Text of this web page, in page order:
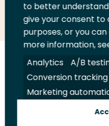
Deel
LinkedIn
Deel
op
Twitter
Deel
op
Volg
ons
op
LinkedIn
Volg
ons
op
Facebook
Volg
ons
op
YouTube
Volg
ons
op
Juridisch Security
to better understand
give your consent to
purposes, or you
more information,
Analytics
A/B
Conversion tracking
Marketing